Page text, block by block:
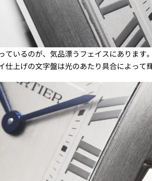
ているのが、気品漂うフェイスにありま
仕上げの文字盤は光のあたり具合によって